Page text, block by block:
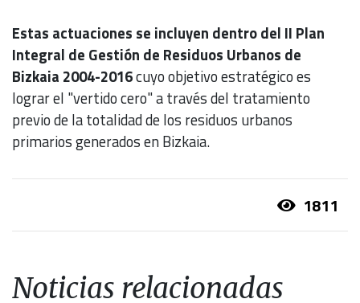
Estas actuaciones se incluyen dentro del II Plan
Integral de Gestión de Residuos Urbanos de
Bizkaia 2004-2016cuyo objetivo estratégico es
lograr el "vertido cero" a través del tratamiento
previo de la totalidad de los residuos urbanos
primarios generados en Bizkaia.
1811
Noticias relacionadas